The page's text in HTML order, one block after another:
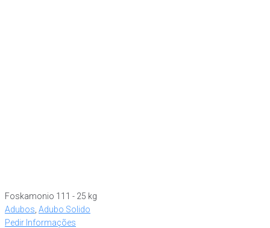
Foskamonio 111 - 25 kg
Adubos Adubo Solido
Pedir Informações